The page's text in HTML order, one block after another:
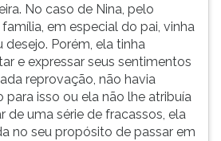
No caso de Nina, pelo
em especial do pai, vinha
Porém, ela tinha
e expressar seus sentimentos
reprovação, não havia
isso ou ela não lhe atribuía
de uma série de fracassos, ela
no seu propósito de passar em